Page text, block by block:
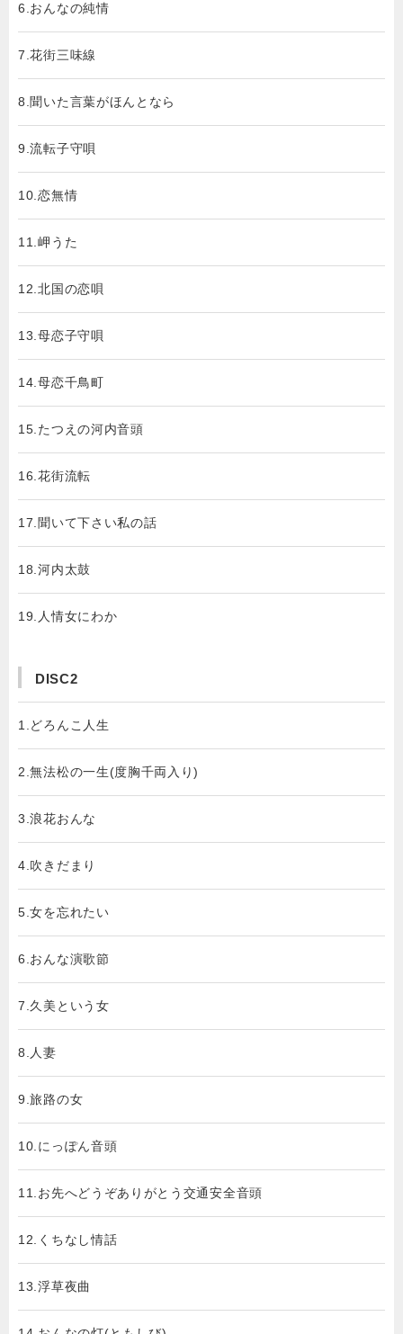
6.おんなの純情
7.花街三味線
8.聞いた言葉がほんとなら
9.流転子守唄
10.恋無情
11.岬うた
12.北国の恋唄
13.母恋子守唄
14.母恋千鳥町
15.たつえの河内音頭
16.花街流転
17.聞いて下さい私の話
18.河内太鼓
19.人情女にわか
DISC2
1.どろんこ人生
2.無法松の一生(度胸千両入り)
3.浪花おんな
4.吹きだまり
5.女を忘れたい
6.おんな演歌節
7.久美という女
8.人妻
9.旅路の女
10.にっぽん音頭
11.お先へどうぞありがとう交通安全音頭
12.くちなし情話
13.浮草夜曲